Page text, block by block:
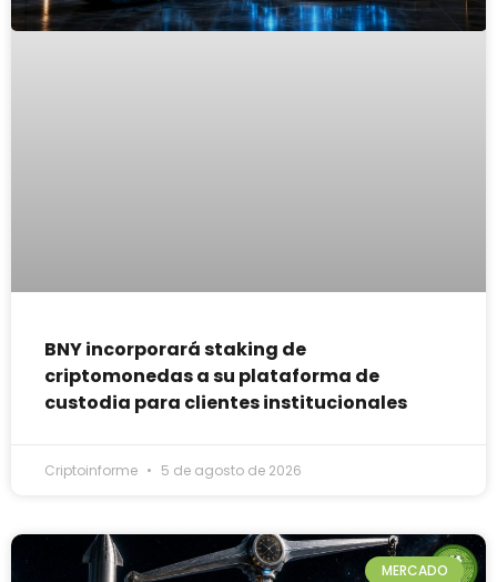
BNY incorporará staking de
criptomonedas a su plataforma de
custodia para clientes institucionales
Criptoinforme 5 de agosto de 2026
MERCADO